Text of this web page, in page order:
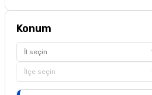
Konum
İl seçin
İlçe seçin